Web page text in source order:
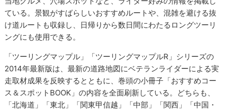
ている。景観がすばらしいおすすめルートや、混雑を避ける抜
け道ルートも収録し、日帰りから数日間にわたるロングツーリ
ングにも使用できる。
「ツーリングマップル」「ツーリングマップルR」シリーズの
2014年最新版は、最新の道路地図にベテランライダーによる実
走取材成果を反映するとともに、巻頭の小冊子「おすすめコー
ス＆スポットBOOK」の内容を全面刷新している。どちらも、
「北海道」「東北」「関東甲信越」「中部」「関西」「中国・